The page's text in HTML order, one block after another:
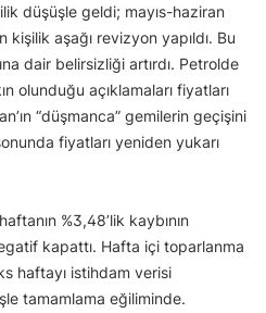
düşüşle geldi; mayıs-haziran
aşağı revizyon yapıldı. Bu
dair belirsizliği artırdı. Petrolde
olunduğu açıklamaları fiyatları
“düşmanca” gemilerin geçişini
fiyatları yeniden yukarı
%3,48’lik kaybının
kapattı. Hafta içi toparlanma
haftayı istihdam verisi
tamamlama eğiliminde.